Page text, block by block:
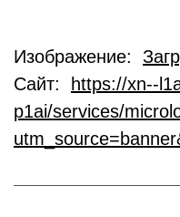
Изображение:
Сайт:
https://xn--
p1ai/services/